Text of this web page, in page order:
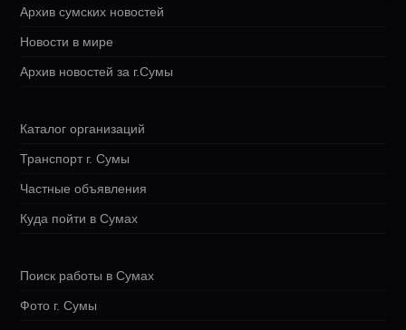
Архив сумских новостей
Новости в мире
Архив новостей за г.Сумы
Каталог организаций
Транспорт г. Сумы
Частные объявления
Куда пойти в Сумах
Поиск работы в Сумах
Фото г. Сумы